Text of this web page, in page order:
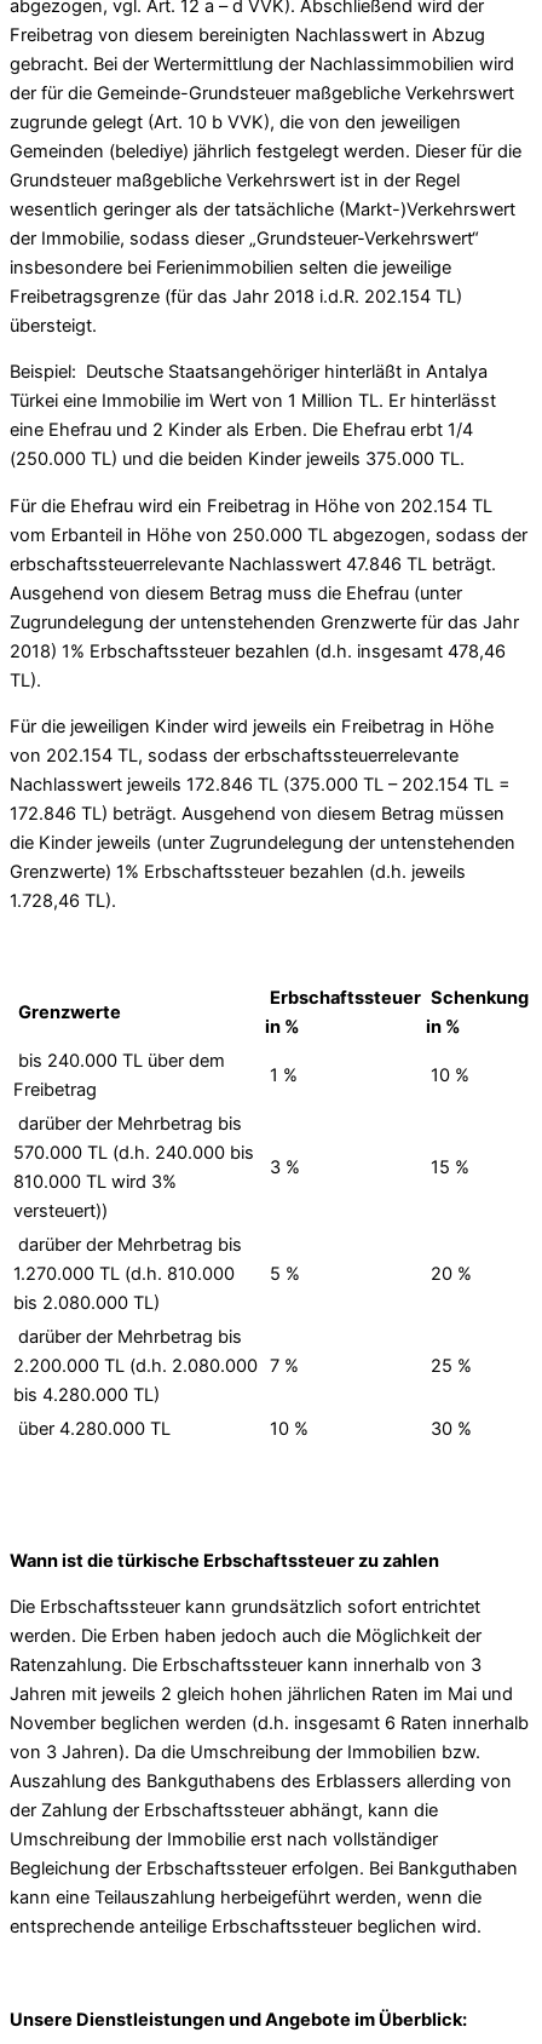
abgezogen, vgl. Art. 12 a – d VVK). Abschließend wird der
Freibetrag von diesem bereinigten Nachlasswert in Abzug
gebracht. Bei der Wertermittlung der Nachlassimmobilien wird
der für die Gemeinde-Grundsteuer maßgebliche Verkehrswert
zugrunde gelegt (Art. 10 b VVK), die von den jeweiligen
Gemeinden (belediye) jährlich festgelegt werden. Dieser für die
Grundsteuer maßgebliche Verkehrswert ist in der Regel
wesentlich geringer als der tatsächliche (Markt-)Verkehrswert
der Immobilie, sodass dieser „Grundsteuer-Verkehrswert“
insbesondere bei Ferienimmobilien selten die jeweilige
Freibetragsgrenze (für das Jahr 2018 i.d.R. 202.154 TL)
übersteigt.
Beispiel: Deutsche Staatsangehöriger hinterläßt in Antalya
Türkei eine Immobilie im Wert von 1 Million TL. Er hinterlässt
eine Ehefrau und 2 Kinder als Erben. Die Ehefrau erbt 1/4
(250.000 TL) und die beiden Kinder jeweils 375.000 TL.
Für die Ehefrau wird ein Freibetrag in Höhe von 202.154 TL
vom Erbanteil in Höhe von 250.000 TL abgezogen, sodass der
erbschaftssteuerrelevante Nachlasswert 47.846 TL beträgt.
Ausgehend von diesem Betrag muss die Ehefrau (unter
Zugrundelegung der untenstehenden Grenzwerte für das Jahr
2018) 1% Erbschaftssteuer bezahlen (d.h. insgesamt 478,46
TL).
Für die jeweiligen Kinder wird jeweils ein Freibetrag in Höhe
von 202.154 TL, sodass der erbschaftssteuerrelevante
Nachlasswert jeweils 172.846 TL (375.000 TL – 202.154 TL =
172.846 TL) beträgt. Ausgehend von diesem Betrag müssen
die Kinder jeweils (unter Zugrundelegung der untenstehenden
Grenzwerte) 1% Erbschaftssteuer bezahlen (d.h. jeweils
1.728,46 TL).
Grenzwerte
Erbschaftssteuer
in %
Schenkung
in %
bis 240.000 TL über dem
Freibetrag
1 % 10 %
darüber der Mehrbetrag bis
570.000 TL (d.h. 240.000 bis
810.000 TL wird 3%
versteuert))
3 % 15 %
darüber der Mehrbetrag bis
1.270.000 TL (d.h. 810.000
bis 2.080.000 TL)
5 % 20 %
darüber der Mehrbetrag bis
2.200.000 TL (d.h. 2.080.000
bis 4.280.000 TL)
7 % 25 %
über 4.280.000 TL 10 % 30 %
Wann ist die türkische Erbschaftssteuer zu zahlen
Die Erbschaftssteuer kann grundsätzlich sofort entrichtet
werden. Die Erben haben jedoch auch die Möglichkeit der
Ratenzahlung. Die Erbschaftssteuer kann innerhalb von 3
Jahren mit jeweils 2 gleich hohen jährlichen Raten im Mai und
November beglichen werden (d.h. insgesamt 6 Raten innerhalb
von 3 Jahren). Da die Umschreibung der Immobilien bzw.
Auszahlung des Bankguthabens des Erblassers allerding von
der Zahlung der Erbschaftssteuer abhängt, kann die
Umschreibung der Immobilie erst nach vollständiger
Begleichung der Erbschaftssteuer erfolgen. Bei Bankguthaben
kann eine Teilauszahlung herbeigeführt werden, wenn die
entsprechende anteilige Erbschaftssteuer beglichen wird.
Unsere Dienstleistungen und Angebote im Überblick: